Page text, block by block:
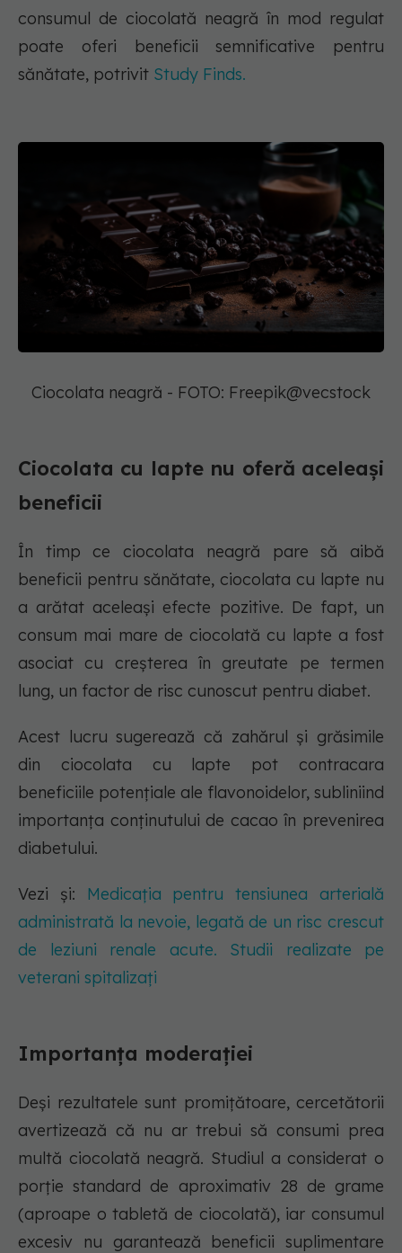
consumul de ciocolată neagră în mod regulat
poate oferi beneficii semnificative pentru
sănătate, potrivit Study Finds.
Ciocolata neagră - FOTO: Freepik@vecstock
Ciocolata cu lapte nu oferă aceleași
beneficii
În timp ce ciocolata neagră pare să aibă
beneficii pentru sănătate, ciocolata cu lapte nu
a arătat aceleași efecte pozitive. De fapt, un
consum mai mare de ciocolată cu lapte a fost
asociat cu creșterea în greutate pe termen
lung, un factor de risc cunoscut pentru diabet.
Acest lucru sugerează că zahărul și grăsimile
din ciocolata cu lapte pot contracara
beneficiile potențiale ale flavonoidelor, subliniind
importanța conținutului de cacao în prevenirea
diabetului.
Vezi și: Medicația pentru tensiunea arterială
administrată la nevoie, legată de un risc crescut
de leziuni renale acute. Studii realizate pe
veterani spitalizați
Importanța moderației
Deși rezultatele sunt promițătoare, cercetătorii
avertizează că nu ar trebui să consumi prea
multă ciocolată neagră. Studiul a considerat o
porție standard de aproximativ 28 de grame
(aproape o tabletă de ciocolată), iar consumul
excesiv nu garantează beneficii suplimentare